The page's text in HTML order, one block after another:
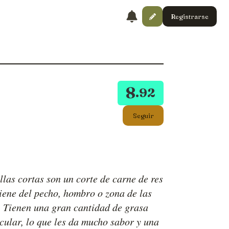
Registrarse
8.92
Seguir
cortas son un corte de carne de res
del pecho, hombro o zona de las
una gran cantidad de grasa
lo que les da mucho sabor y una